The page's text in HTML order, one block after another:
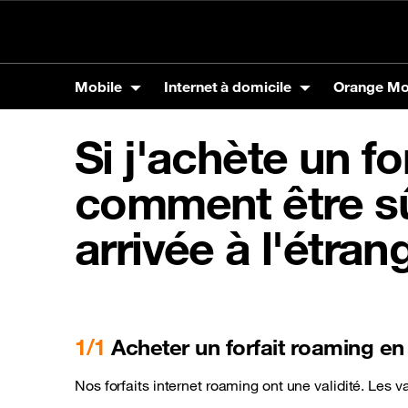
Mobile
Mobile
Produits
Téléphones
Tablettes
Accessoires
Orange
Xiaomi
Précommande SIM en ligne
Internet à domicile
Internet à domicile
La Fibre Orange Panga
Assistance Internet à domicile
Orange
Orange Money
Carte VISA
Tarifs Carte visa
Orange Energies
Offres Orange Energies
Autres services
Assistance
Mobile
Codes utiles
Si j'achète un
comment être
arrivée à
1/1 Acheter un forfait roaming
Nos forfaits internet roaming ont une validité. Les